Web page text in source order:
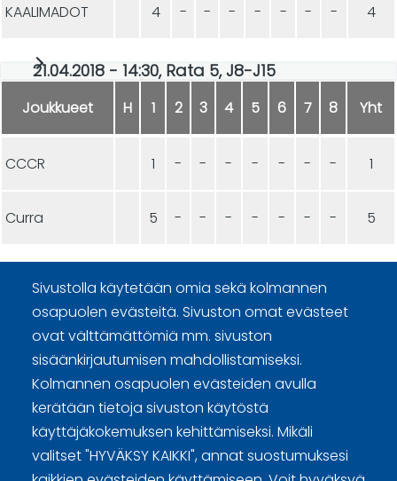
KAALIMADOT 4 - - - - - - - 4
21.04.2018 - 14:30, Rata 5, J8-J15
Joukkueet H 1 2 3 4 5 6 7 8 Yht
CCCR 1 - - - - - - - 1
Curra 5 - - - - - - - 5
Sivustolla käytetään omia sekä kolmannen
osapuolen evästeitä. Sivuston omat evästeet
ovat välttämättömiä mm. sivuston
sisäänkirjautumisen mahdollistamiseksi.
Kolmannen osapuolen evästeiden avulla
kerätään tietoja sivuston käytöstä
käyttäjäkokemuksen kehittämiseksi. Mikäli
valitset "HYVÄKSY KAIKKI", annat suostumuksesi
Curling Finland
Curling.fi